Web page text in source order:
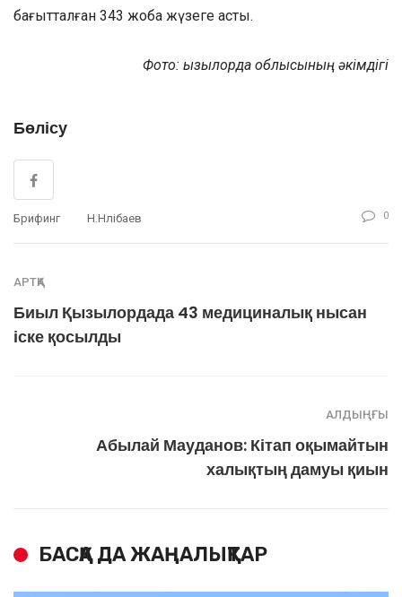
бағытталған 343 жоба жүзеге асты.
Фото: Қызылорда облысының әкімдігі
Бөлісу
Брифинг Н.Нәлібаев 0
АРТҚА
Биыл Қызылордада 43 медициналық нысан
іске қосылды
АЛДЫҢҒЫ
Абылай Мауданов: Кітап оқымайтын
халықтың дамуы қиын
БАСҚА ДА ЖАҢАЛЫҚТАР